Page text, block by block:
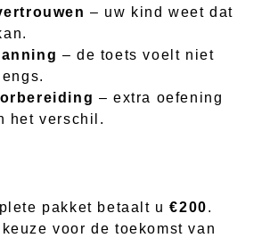
– uw kind weet dat
– de toets voelt niet
– extra oefening
het verschil.
pakket betaalt u€200.
voor de toekomst van